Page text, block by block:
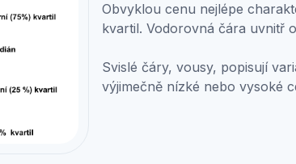
Obvyklou cenu nejlépe
kvartil. Vodorovná čára uvnitř
Svislé čáry, vousy, popisují
výjimečně nízké nebo vysoké